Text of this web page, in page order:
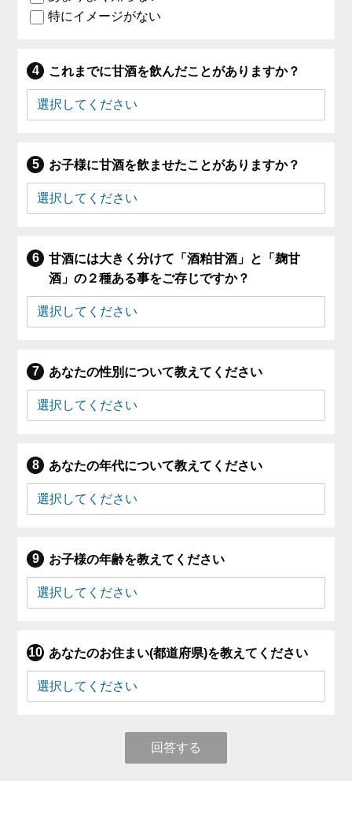
特にイメージがない
これまでに甘酒を飲んだことがありますか？
お子様に甘酒を飲ませたことがありますか？
甘酒には大きく分けて「酒粕甘酒」と「麹甘
酒」の２種ある事をご存じですか？
あなたの性別について教えてください
あなたの年代について教えてください
お子様の年齢を教えてください
あなたのお住まい(都道府県)を教えてください
回答する